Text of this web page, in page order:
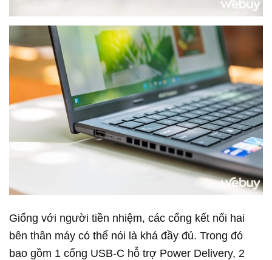
Giống với người tiền nhiệm, các cổng kết nối hai
bên thân máy có thể nói là khá đầy đủ. Trong đó
bao gồm 1 cổng USB-C hỗ trợ Power Delivery, 2